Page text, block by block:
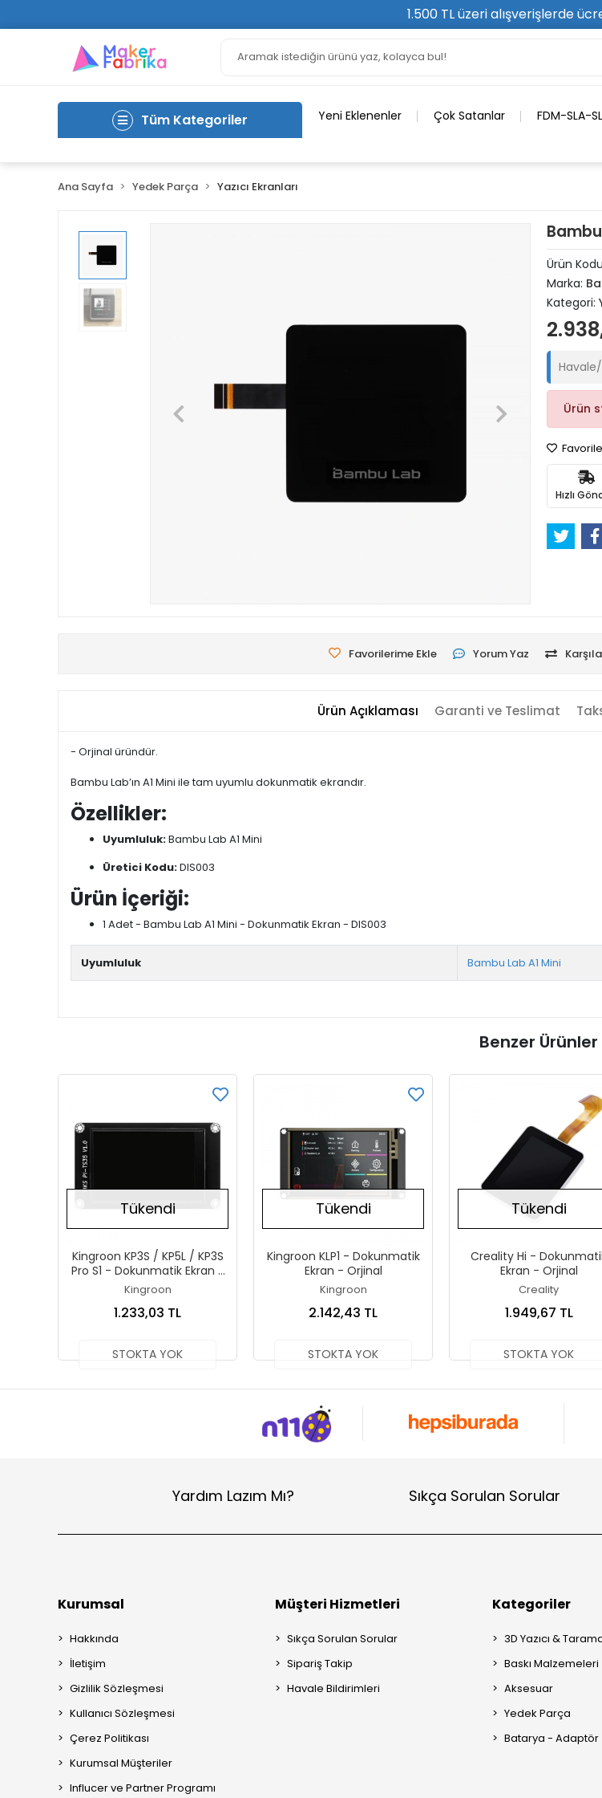
1.500 TL üzeri alışverişlerde
Tüm Kategoriler Yeni Eklenenler Çok Satanlar FDM-SLA-
Ana Sayfa Yedek Parça Yazıcı Ekranları
Ürün
Marka:
Kategori:
Havale/
Ürün
Hızlı
Favorilerime Ekle Yorum Yaz
Ürün Açıklaması Garanti ve Teslimat
- Orjinal üründür.
Bambu Lab’ın A1 Mini ile tam uyumlu dokunmatik ekrandır.
Özellikler:
Uyumluluk:Bambu Lab A1 Mini
Üretici Kodu:DIS003
Ürün İçeriği:
1 Adet - Bambu Lab A1 Mini - Dokunmatik Ekran - DIS003
Uyumluluk Bambu Lab A1 Mini
Benzer Ürünler
Tükendi
Kingroon KP3S / KP5L / KP3S
Pro S1 - Dokunmatik Ekran -
Orjinal
Kingroon
1.233,03 TL
STOKTA YOK
Tükendi
Kingroon KLP1 - Dokunmatik
Ekran - Orjinal
Kingroon
2.142,43 TL
STOKTA YOK
Tükendi
Creality Hi -
Ekran - Orjinal
Creality
1.949,67 TL
STOKTA YOK
Yardım Lazım Mı? Sıkça Sorulan Sorular
Kurumsal
Hakkında
İletişim
Gizlilik Sözleşmesi
Kullanıcı Sözleşmesi
Çerez Politikası
Kurumsal Müşteriler
Influcer ve Partner Programı
Müşteri Hizmetleri
Sıkça Sorulan Sorular
Sipariş Takip
Havale Bildirimleri
Kategoriler
3D Yazıcı &
Baskı Malzemeleri
Aksesuar
Yedek Parça
Batarya - Adaptör